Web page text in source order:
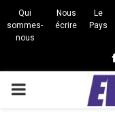
Qui
sommes-
nous
Nous
écrire
Le
Pays
PRIMARY